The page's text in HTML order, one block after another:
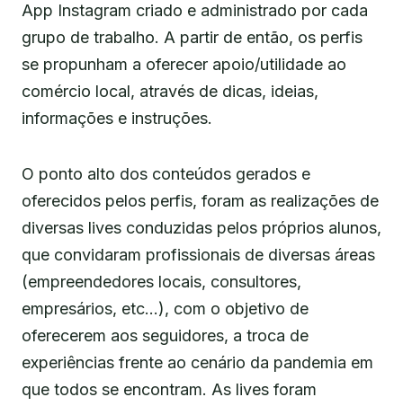
App Instagram criado e administrado por cada
grupo de trabalho. A partir de então, os perfis
se propunham a oferecer apoio/utilidade ao
comércio local, através de dicas, ideias,
informações e instruções.
O ponto alto dos conteúdos gerados e
oferecidos pelos perfis, foram as realizações de
diversas lives conduzidas pelos próprios alunos,
que convidaram profissionais de diversas áreas
(empreendedores locais, consultores,
empresários, etc…), com o objetivo de
oferecerem aos seguidores, a troca de
experiências frente ao cenário da pandemia em
que todos se encontram. As lives foram